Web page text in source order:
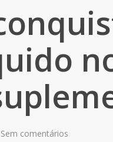
Sem comentários